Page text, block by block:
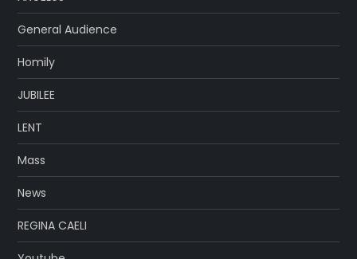
General Audience
Homily
JUBILEE
LENT
Mass
News
REGINA CAELI